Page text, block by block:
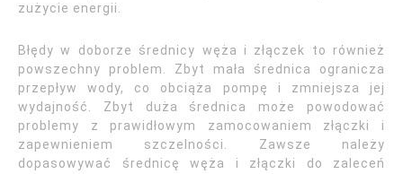
zużycie energii.
Błędy w doborze średnicy węża i złączek to również
powszechny problem. Zbyt mała średnica ogranicza
przepływ wody, co obciąża pompę i zmniejsza jej
wydajność. Zbyt duża średnica może powodować
problemy z prawidłowym zamocowaniem złączki i
zapewnieniem szczelności. Zawsze należy
dopasowywać średnicę węża i złączki do zaleceń